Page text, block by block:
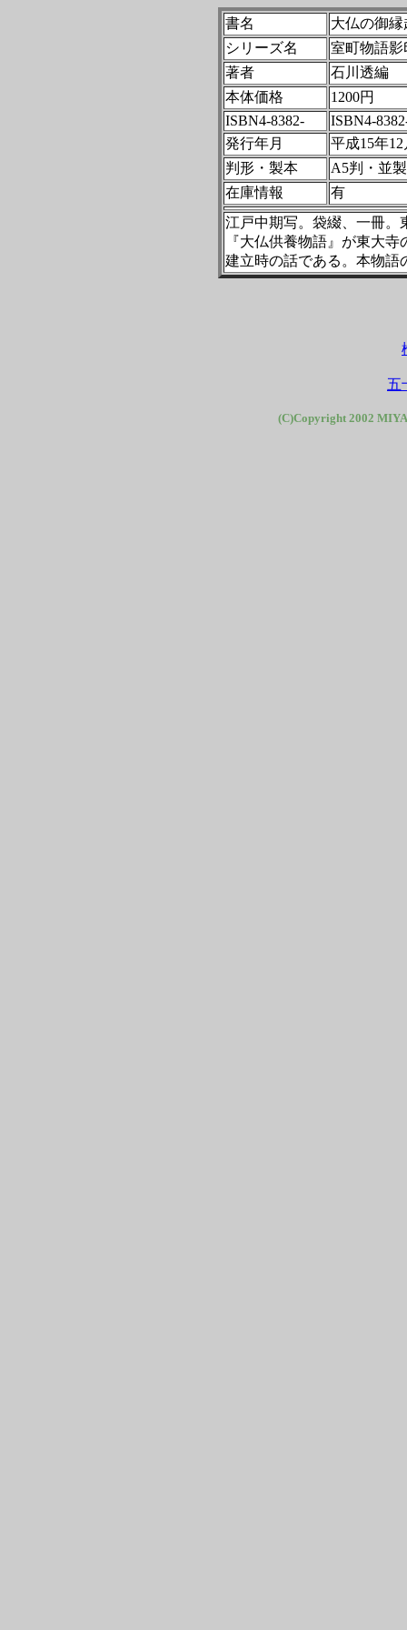
書名
大仏の御縁
シリーズ名
室町物語影
著者
石川透編
本体価格
1200円
ISBN4-8382-
ISBN4-
発行年月
平成15年12
判形・製本
A5判・並製
在庫情報
有
江戸中期写。袋綴、一冊。
『大仏供養物語』が東大
建立時の話である。本物語
五
(C)Copyright 2002